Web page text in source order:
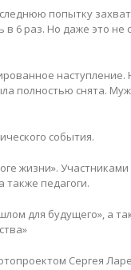
попытку
6 раз. Но даже это не
полностью снята.
события.
жизни». Участниками
педагоги.
для будущего», а
Сергея